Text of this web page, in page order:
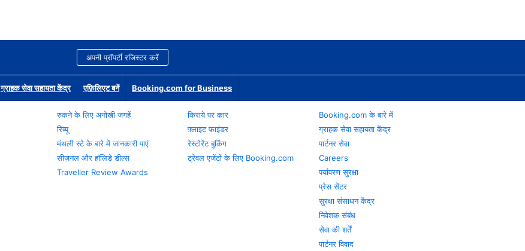
अपनी प्रॉपर्टी रजिस्टर करें
ग्राहक सेवा सहायता केंद्र एफ़िलिएट बनें Booking.com for Business
रुकने के लिए अनोखी जगहें
रिव्यू
मंथली स्टे के बारे में जानकारी पाएं
सीज़नल और हॉलिडे डील्स
Traveller Review Awards
किराये पर कार
फ़्लाइट फ़ाइंडर
रेस्टोरेंट बुकिंग
ट्रेवल एजेंटों के लिए Booking.com
Booking.com के बारे में
ग्राहक सेवा सहायता केंद्र
पार्टनर सेवा
Careers
पर्यावरण सुरक्षा
प्रेस सेंटर
सुरक्षा संसाधन केंद्र
निवेशक संबंध
सेवा की शर्तें
पार्टनर विवाद